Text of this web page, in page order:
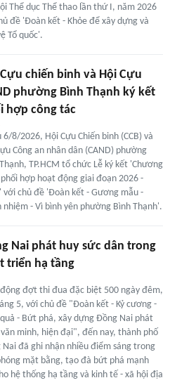
Thể dục Thể thao lần thứ I, năm 2026
đề 'Đoàn kết - Khỏe để xây dựng và
Tổ quốc'.
chiến binh và Hội Cựu
phường Bình Thạnh ký kết
hợp công tác
6/8/2026, Hội Cựu Chiến binh (CCB) và
Công an nhân dân (CAND) phường
TP.HCM tổ chức Lễ ký kết 'Chương
hợp hoạt động giai đoạn 2026 -
với chủ đề 'Đoàn kết - Gương mẫu -
nhiệm - Vì bình yên phường Bình Thạnh'.
Nai phát huy sức dân trong
triển hạ tầng
đợt thi đua đặc biệt 500 ngày đêm,
5, với chủ đề "Đoàn kết - Kỷ cương -
- Bứt phá, xây dựng Đồng Nai phát
minh, hiện đại", đến nay, thành phố
đã ghi nhận nhiều điểm sáng trong
mặt bằng, tạo đà bứt phá mạnh
hệ thống hạ tầng và kinh tế - xã hội địa